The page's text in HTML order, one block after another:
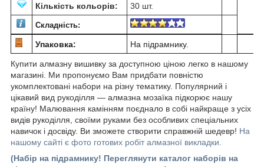
Кількість кольорів:
30 шт.
Складність:
Упаковка: На підрамнику.
Купити алмазну вишивку за доступною ціною легко в нашому
магазині. Ми пропонуємо Вам придбати повністю
укомплектовані набори на різну тематику. Популярний і
цікавий вид рукоділля ― алмазна мозаїка підкорює нашу
країну! Малювання камінням поєднало в собі найкраще з усіх
видів рукоділля, своїми руками без особливих спеціальних
навичок і досвіду. Ви зможете створити справжній шедевр! На
нашому сайті є фото готових робіт алмазної викладки.
(Набір на підрамнику! Переглянути каталог наборів на